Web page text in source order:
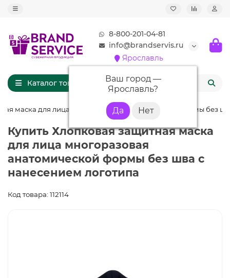
8-800-201-04-81
info@brandservis.ru
Ярославль
Ваш город —
Ярославль?
Каталог товаров
маска для лица многоразовая анатомической формы без
Купить Хлопковая защитная маска
для лица многоразовая
анатомической формы без шва с
нанесением логотипа
Код товара: 112114